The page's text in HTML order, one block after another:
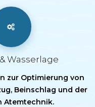
Wasserlage
zur Optimierung von
Beinschlag und der
Atemtechnik.